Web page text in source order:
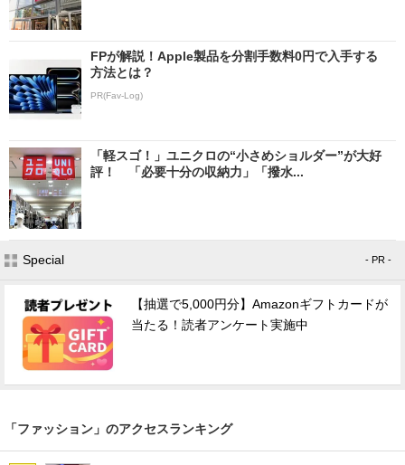
FPが解説！Apple製品を分割手数料0円で入手する
方法とは？
PR(Fav-Log)
「軽スゴ！」ユニクロの“小さめショルダー”が大好
評！ 「必要十分の収納力」「撥水...
Special - PR -
【抽選で5,000円分】Amazonギフトカードが
当たる！読者アンケート実施中
「ファッション」のアクセスランキング